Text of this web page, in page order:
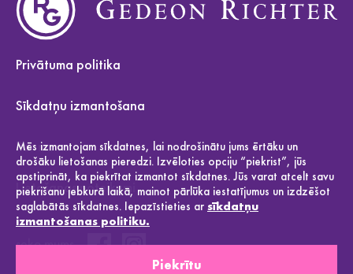
Mēs izmantojam sīkdatnes, lai nodrošinātu jums ērtāku un
drošāku lietošanas pieredzi. Izvēloties opciju “piekrist”, jūs
apstiprināt, ka piekrītat izmantot sīkdatnes. Jūs varat atcelt savu
piekrišanu jebkurā laikā, mainot pārlūka iestatījumus un izdzēšot
saglabātās sīkdatnes. Iepazīstieties ar sīkdatņu
izmantošanas politiku.
Piekrītu
Privātuma politika
Sīkdatņu izmantošana
Par mums
Lietošanas noteikumi
seko mums